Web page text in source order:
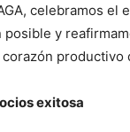
celebramos el
posible y
productivo
exitosa